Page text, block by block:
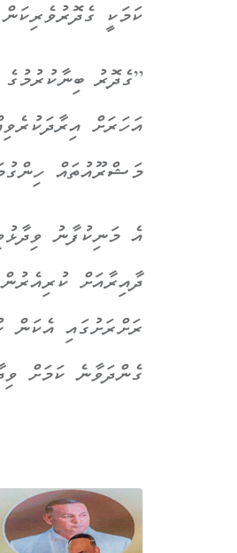
ކަމަކީ
”ގެދޮރު
މަޝްރޫއުތައް
އެ މަނިކުފާނު
ދާއިރާއަށް
ރަށްރަށުގައި އެކަން
ގެންދަވާނެ ކަމަށް